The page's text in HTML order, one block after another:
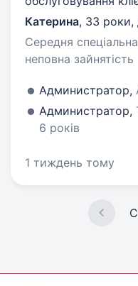
Катерина, 33 роки,
Середня
неповна зайнятість
Администратор,
Администратор,
6 років
1 тиждень тому